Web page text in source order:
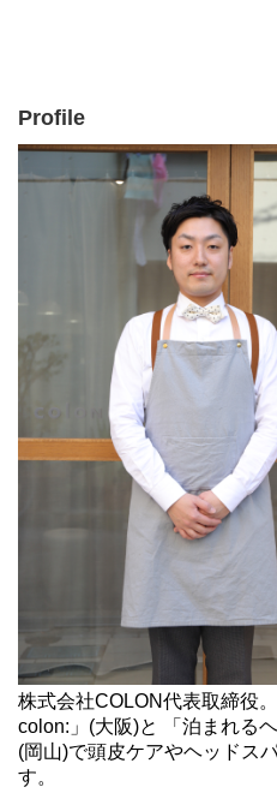
Profile
株式会社COLON代表取締役
colon:」(大阪)と 「泊まれる
(岡山)で頭皮ケアやヘッドス
す。